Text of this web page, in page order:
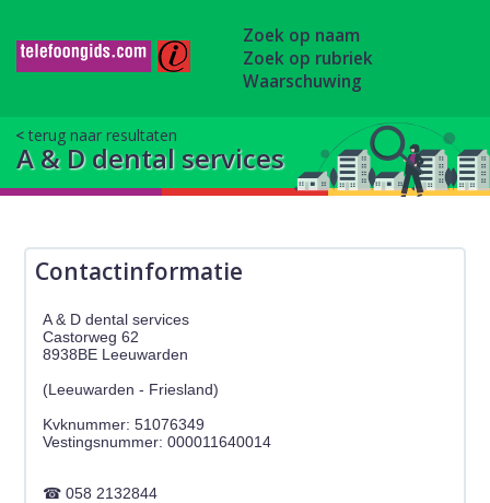
Zoek op naam
Zoek op rubriek
Waarschuwing
terug naar resultaten
A & D dental services
Contactinformatie
A & D dental services
Castorweg 62
8938BE Leeuwarden
(Leeuwarden - Friesland)
Kvknummer: 51076349
058 2132844